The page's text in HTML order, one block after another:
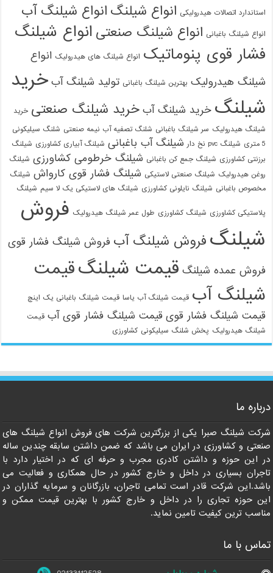
استاندارد اتصالات هیدرولیکی انواع شیلنگ انواع شیلنگ آب
انواع شیلنگ باغبانی انواع شیلنگ صنعتی انواع شیلنگ
فشار قوی پنوماتیک انواع شیلنگ های هیدرولیک انواع
شیلنگ هیدرولیک بهترین شیلنگ باغبانی تولید شیلنگ آب خرید
شیلنگ خرید شیلنگ آب خرید شیلنگ صنعتی خرید
شیلنگ هیدرولیک سر شیلنگ باغبانی شلنگ تصفیه آب نیمه صنعتی شلنگ سیلیکونی
5 متری
شیلنگ pvc نخ دار شیلنگ آب باغبانی شیلنگ آبیاری کشاورزی شیلنگ
برزنتی کشاورزی شیلنگ جمع کن باغبانی شیلنگ خرطومی کشاورزی شیلنگ
روغن هیدرولیک شیلنگ صنعتی لاستیکی شیلنگ فشار قوی کارواش شیلنگ
مخصوص باغبانی شیلنگ نایلونی کشاورزی شیلنگ های لاستیکی یک لا سیم شیلنگ
پلاستیکی کشاورزی شیلنگ کشاورزی طول عمر شیلنگ هیدرولیک فروش
شیلنگ فروش شیلنگ آب فروش شیلنگ فشار قوی
فروش عمده شیلنگ قیمت شیلنگقیمت
شیلنگ آب قیمت شیلنگ آب یاسا قیمت شیلنگ باغبانی یک اینچ
قیمت شیلنگ فشار قوی قیمت شیلنگ فشار قوی آب قیمت
شیلنگ هیدرولیک پخش شلنگ سیلیکونی کشاورزی
درباره ما
شرکت شیلنگ صبرا یکی از بزرگترین شرکت های فروش انواع شیلنگ های
صنعتی و کشاورزی در ایران می باشد که ضمن داشتن سابقه چندین ساله
در این حوزه و داشتن کادری مجرب و حرفه ای که در اختیار دارد با
تاجران بسیاری در داخل و خارج کشور در حال همکاری و فعالیت می
باشد.این شرکت قادر است تمامی تاجران، بازرگانان و سرمایه گذاران در
این حوزه تجاری را در داخل و خارج کشور با بهترین قیمت ممکن و
مناسب ترین کیفیت تامین نماید.
تماس با ما